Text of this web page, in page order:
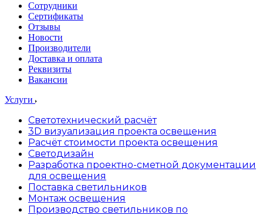
Сотрудники
Сертификаты
Отзывы
Новости
Производители
Доставка и оплата
Реквизиты
Вакансии
Услуги
Светотехнический расчёт
3D визуализация проекта освещения
Расчёт стоимости проекта освещения
Светодизайн
Разработка проектно-сметной документации
для освещения
Поставка светильников
Монтаж освещения
Производство светильников по